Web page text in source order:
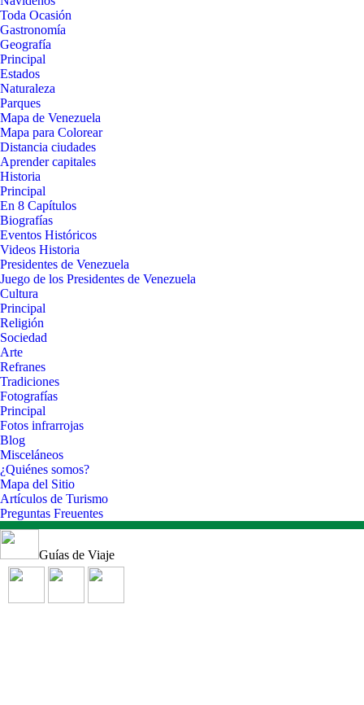
Toda Ocasión
Gastronomía
Geografía
Principal
Estados
Naturaleza
Parques
Mapa de Venezuela
Mapa para Colorear
Distancia ciudades
Aprender capitales
Historia
Principal
En 8 Capítulos
Biografías
Eventos Históricos
Videos Historia
Presidentes de Venezuela
Juego de los Presidentes de Venezuela
Cultura
Principal
Religión
Sociedad
Arte
Refranes
Tradiciones
Fotografías
Principal
Fotos infrarrojas
Blog
Misceláneos
¿Quiénes somos?
Mapa del Sitio
Artículos de Turismo
Preguntas Freuentes
Guías de Viaje